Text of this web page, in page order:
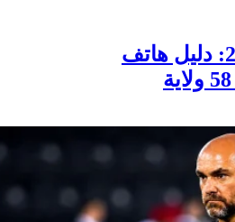
أرقام سونلغاز 2026: دليل هاتف